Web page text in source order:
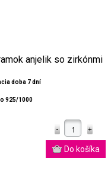
anjelik so zirkónmi
doba 7 dní
925/1000